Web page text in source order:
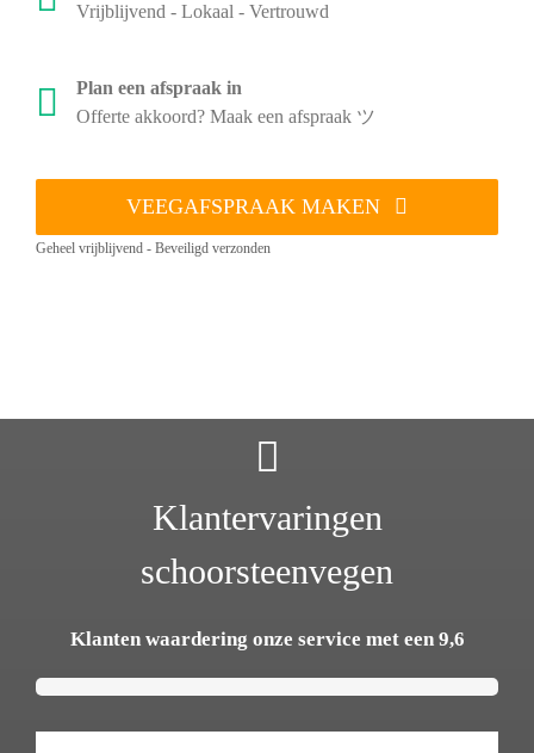
Vrijblijvend - Lokaal - Vertrouwd
Plan een afspraak in
Offerte akkoord? Maak een afspraak ツ
VEEGAFSPRAAK MAKEN
Geheel vrijblijvend - Beveiligd verzonden
Klantervaringen
schoorsteenvegen
Klanten waardering onze service met een 9,6